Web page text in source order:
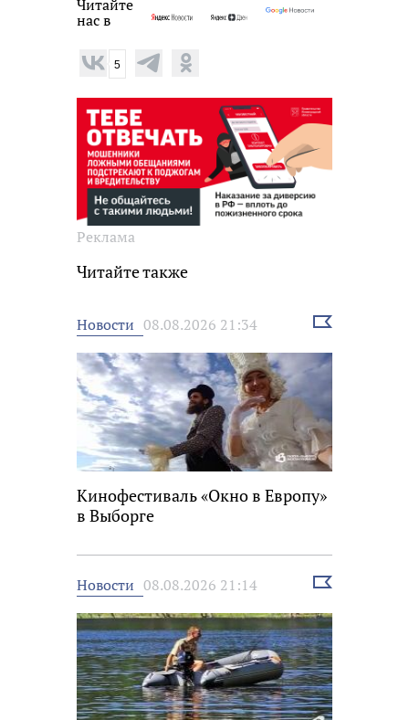
Читайте
нас в
5
Реклама
Читайте также
Новости 08.08.2026 21:34
Выбрать
Кинофестиваль «Окно в Европу»
в Выборге
Новости 08.08.2026 21:14
Выбрать